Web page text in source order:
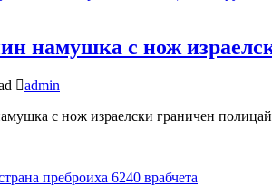
намушка с нож
admin
с нож израелски граничен